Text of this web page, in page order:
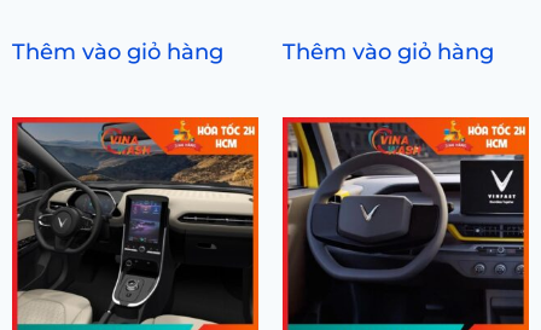
Thêm vào giỏ hàng Thêm vào giỏ hàng